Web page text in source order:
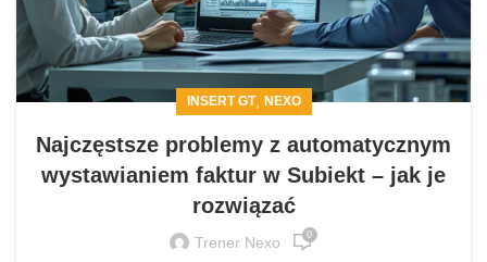
INSERT GT, NEXO
Najczęstsze problemy z automatycznym
wystawianiem faktur w Subiekt – jak je
rozwiązać
Trener Nexo 0